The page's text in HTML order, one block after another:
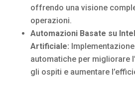
offrendo una visione
operazioni.
Automazioni Basate su
Artificiale:
automatiche per migliorare
gli ospiti e aumentare